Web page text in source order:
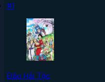
#1
Đảo Hải Tặc